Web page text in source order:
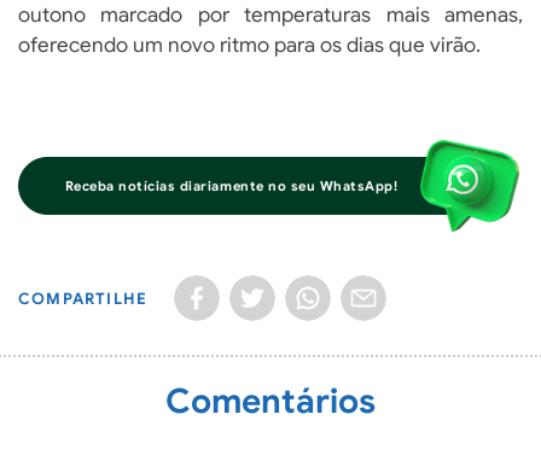
outono marcado por temperaturas mais amenas,
oferecendo um novo ritmo para os dias que virão.
Receba notícias diariamente no seu WhatsApp!
COMPARTILHE
Comentários